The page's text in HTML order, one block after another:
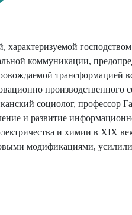
коммуникации,
трансформацией
производственного
социолог, профессор
и развитие
и химии в XIX
модификациями,